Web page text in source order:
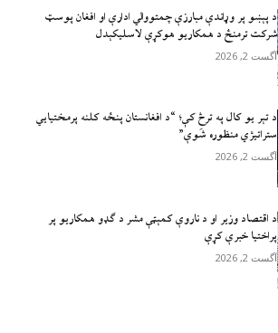
د پېښو پر وړاندې مبارزې چمتووالي ادارې او افغان پوسټ
شرکت ترمنځ د همکاریو هوکړې لاسلیکېدل
آگست 2, 2026
د تېر يو کال په ترڅ کې؛ “د افغانستان پنځه کلنه پرمختیايي
ستراتیژي منظوره شَوې”
آگست 2, 2026
د اقتصاد وزیر او د ناروې کمېټې مشر د ګډو همکاریو پر
پراختیا خبرې کړې
آگست 2, 2026